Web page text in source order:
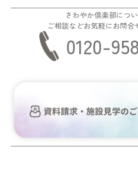
さわやか倶楽部につ
ご相談などお気軽にお問合
0120-